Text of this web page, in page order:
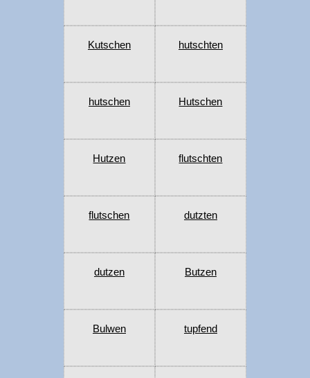
Kutschen hutschten
hutschen Hutschen
Hutzen flutschten
flutschen dutzten
dutzen Butzen
Bulwen tupfend